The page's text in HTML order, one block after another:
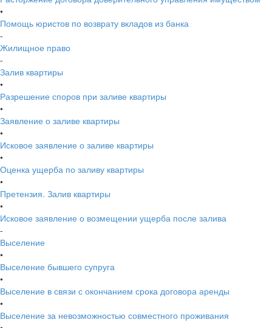
•
Помощь юристов по возврату вкладов из банка
-
Жилищное право
-
Залив квартиры
•
Разрешение споров при заливе квартиры
•
Заявление о заливе квартиры
•
Исковое заявление о заливе квартиры
•
Оценка ущерба по заливу квартиры
•
Претензия. Залив квартиры
•
Исковое заявление о возмещении ущерба после залива
-
Выселение
•
Выселение бывшего супруга
•
Выселение в связи с окончанием срока договора аренды
•
Выселение за невозможностью совместного проживания